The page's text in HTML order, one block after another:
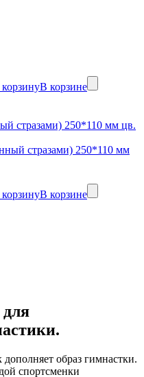
В корзине
стразами) 250*110 мм цв.
В корзине
образ гимнастки.
спортсменки